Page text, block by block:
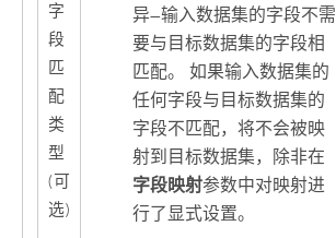
字
段
匹
配
类
型
(可
选)
异—输入数据集的字段不需
要与目标数据集的字段相
匹配。 如果输入数据集的
任何字段与目标数据集的
字段不匹配，将不会被映
射到目标数据集，除非在
字段映射参数中对映射进
行了显式设置。